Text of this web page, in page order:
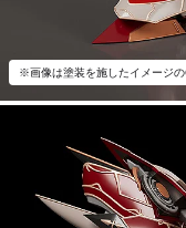
※画像は塗装を施したイメージの